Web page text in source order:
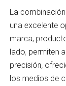
La
una excelente
marca,
lado, permiten
precisión,
los medios de